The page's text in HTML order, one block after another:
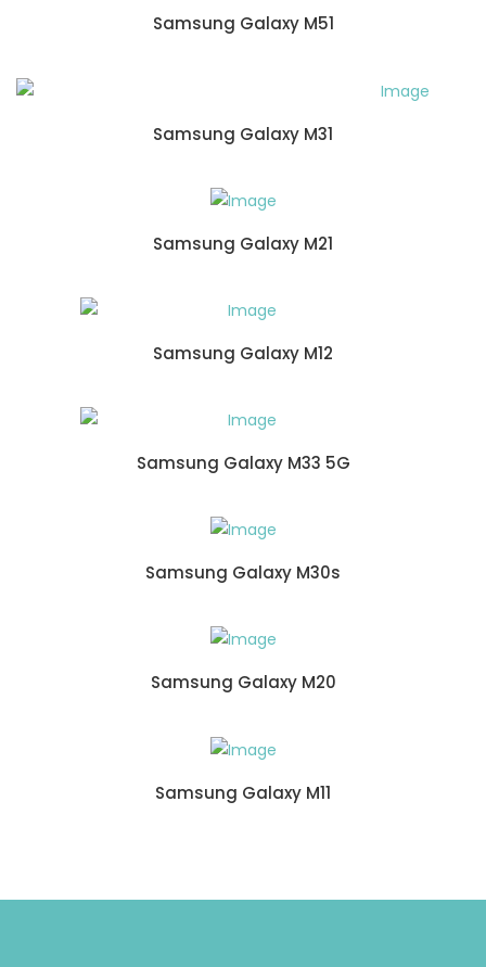
Samsung Galaxy M51
Samsung Galaxy M31
Samsung Galaxy M21
Samsung Galaxy M12
Samsung Galaxy M33 5G
Samsung Galaxy M30s
Samsung Galaxy M20
Samsung Galaxy M11